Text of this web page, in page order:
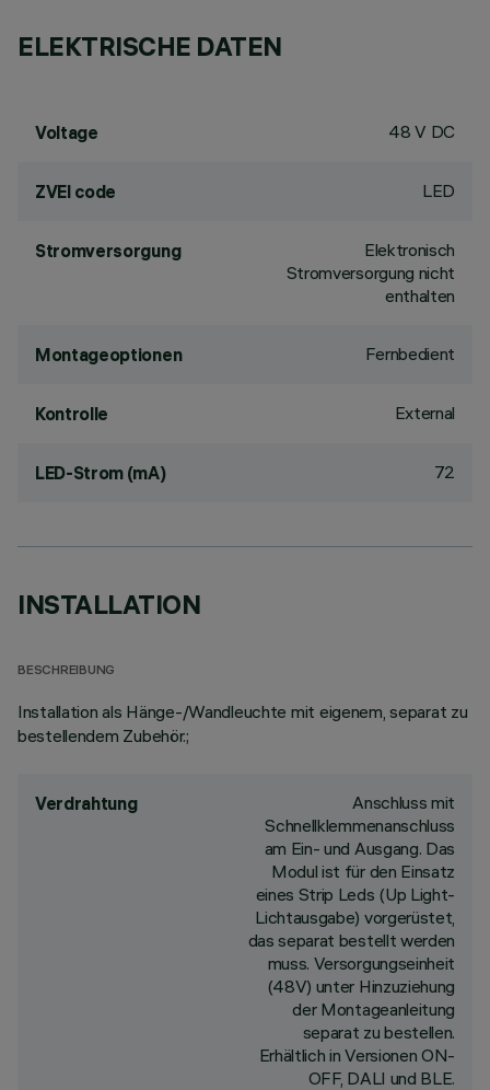
ELEKTRISCHE DATEN
Voltage 48 V DC
ZVEI code LED
Stromversorgung
Elektronisch
Stromversorgung nicht
enthalten
Montageoptionen Fernbedient
Kontrolle External
LED-Strom (mA) 72
INSTALLATION
BESCHREIBUNG
Installation als Hänge-/Wandleuchte mit eigenem, separat zu
bestellendem Zubehör.;
Verdrahtung
Anschluss mit
Schnellklemmenanschluss
am Ein- und Ausgang. Das
Modul ist für den Einsatz
eines Strip Leds (Up Light-
Lichtausgabe) vorgerüstet,
das separat bestellt werden
muss. Versorgungseinheit
(48V) unter Hinzuziehung
der Montageanleitung
separat zu bestellen.
Erhältlich in Versionen ON-
OFF, DALI und BLE.